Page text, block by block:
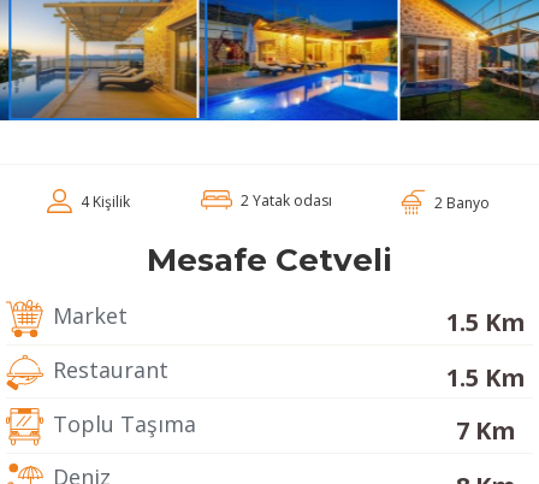
4 Kişilik 2 Yatak odası 2 Banyo
Mesafe Cetveli
Market 1.5 Km
Restaurant 1.5 Km
Toplu Taşıma 7 Km
Deniz